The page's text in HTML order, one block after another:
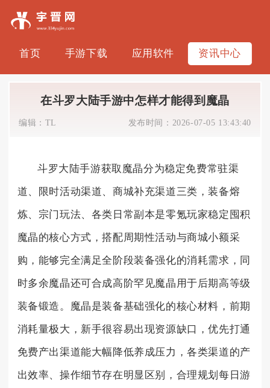
首页 手游下载 应用软件 资讯中心
在斗罗大陆手游中怎样才能得到魔晶
编辑： TL 发布时间： 2026-07-05 13:43:40
斗罗大陆手游获取魔晶分为稳定免费常驻渠
道、限时活动渠道、商城补充渠道三类，装备熔
炼、宗门玩法、各类日常副本是零氪玩家稳定囤积
魔晶的核心方式，搭配周期性活动与商城小额采
购，能够完全满足全阶段装备强化的消耗需求，同
时多余魔晶还可合成高阶罕见魔晶用于后期高等级
装备锻造。魔晶是装备基础强化的核心材料，前期
消耗量极大，新手很容易出现资源缺口，优先打通
免费产出渠道能大幅降低养成压力，各类渠道的产
出效率、操作细节存在明显区别，合理规划每日游